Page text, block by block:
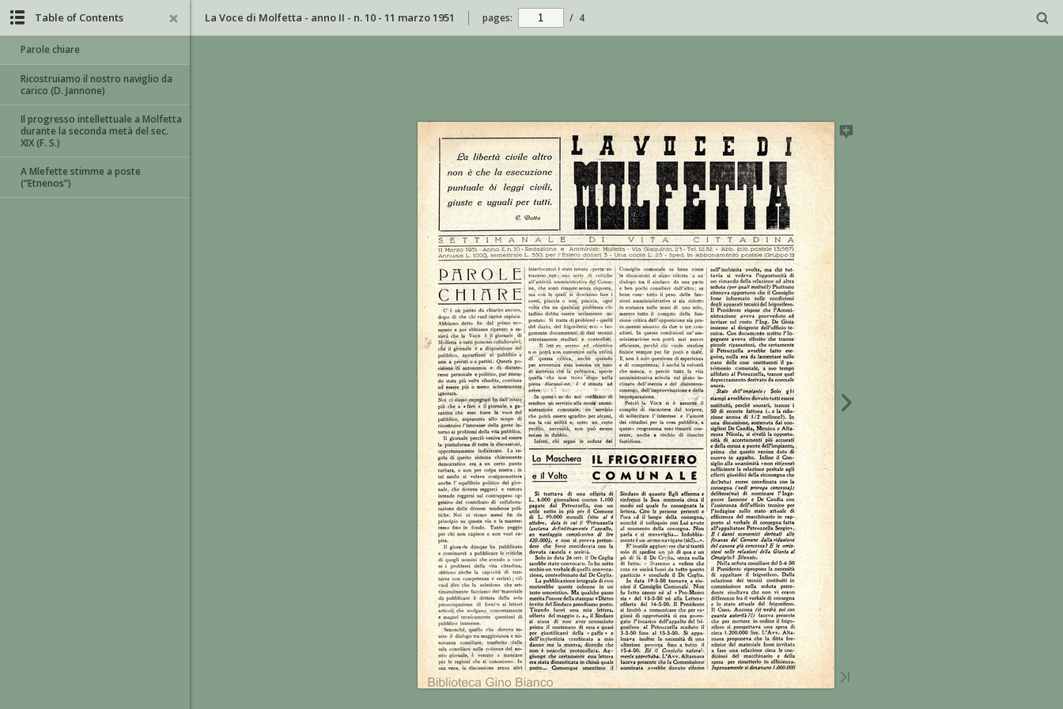
La Voce di Molfetta - anno II - n. 10 - 11 marzo 1951 pages: / 4
Table of Contents
Parole chiare
Ricostruiamo il nostro naviglio da
carico (D. Jannone)
Il progresso intellettuale a Molfetta
durante la seconda metà del sec.
XIX (F. S.)
A Mlefette stimme a poste
(“Etnenos”)